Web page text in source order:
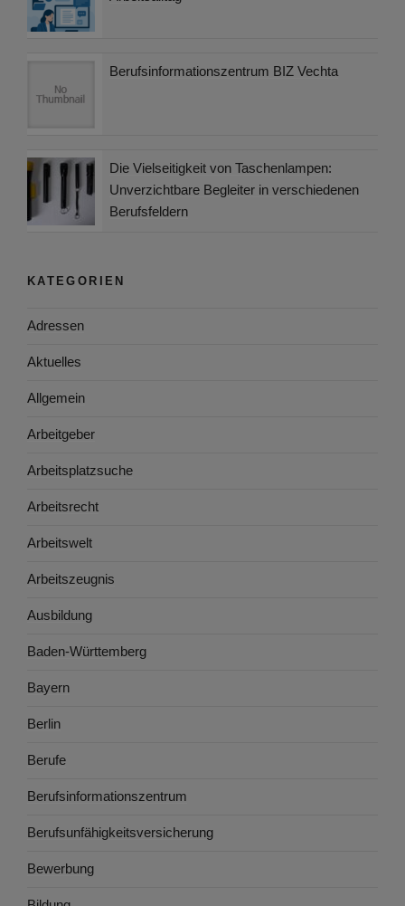
Berufsinformationszentrum BIZ Vechta
Die Vielseitigkeit von Taschenlampen:
Unverzichtbare Begleiter in verschiedenen
Berufsfeldern
KATEGORIEN
Adressen
Aktuelles
Allgemein
Arbeitgeber
Arbeitsplatzsuche
Arbeitsrecht
Arbeitswelt
Arbeitszeugnis
Ausbildung
Baden-Württemberg
Bayern
Berlin
Berufe
Berufsinformationszentrum
Berufsunfähigkeitsversicherung
Bewerbung